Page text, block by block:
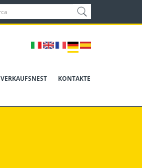
VERKAUFSNEST KONTAKTE